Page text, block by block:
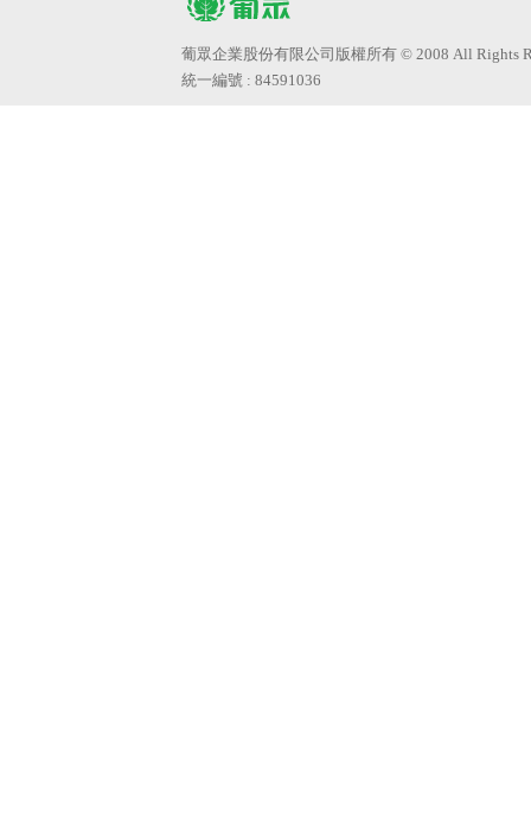
葡眾企業股份有限公司版權所有 © 2008 All Rights
統一編號 : 84591036